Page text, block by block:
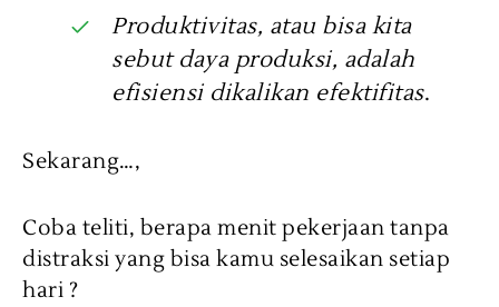
Produktivitas, atau bisa kita
sebut daya produksi, adalah
efisiensi dikalikan efektifitas.
Sekarang…,
Coba teliti, berapa menit pekerjaan tanpa
distraksi yang bisa kamu selesaikan setiap
hari ?